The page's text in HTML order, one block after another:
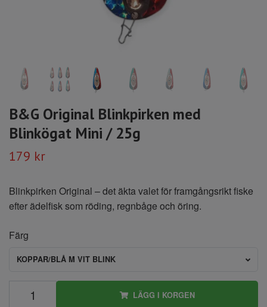
B&G Original Blinkpirken med
Blinkögat Mini / 25g
179 kr
Blinkpirken Original – det äkta valet för framgångsrikt fiske
efter ädelfisk som röding, regnbåge och öring.
Färg
KOPPAR/BLÅ M VIT BLINK
LÄGG I KORGEN